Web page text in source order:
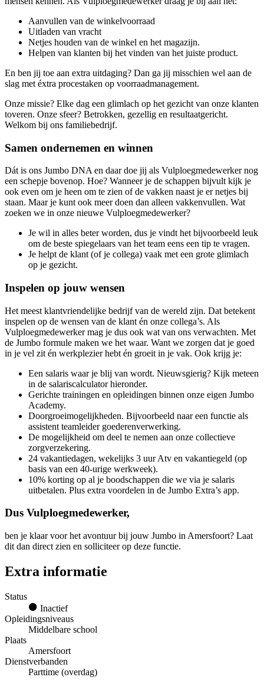
Aanvullen van de winkelvoorraad
Uitladen van vracht
Netjes houden van de winkel en het magazijn.
Helpen van klanten bij het vinden van het juiste product.
En ben jij toe aan extra uitdaging? Dan ga jij misschien wel aan de
slag met éxtra procestaken op voorraadmanagement.
Onze missie? Elke dag een glimlach op het gezicht van onze klanten
toveren. Onze sfeer? Betrokken, gezellig en resultaatgericht.
Welkom bij ons familiebedrijf.
Samen ondernemen en winnen
Dát is ons Jumbo DNA en daar doe jij als Vulploegmedewerker nog
een schepje bovenop. Hoe? Wanneer je de schappen bijvult kijk je
ook even om je heen om te zien of de vakken naast je er netjes bij
staan. Maar je kunt ook meer doen dan alleen vakkenvullen. Wat
zoeken we in onze nieuwe Vulploegmedewerker?
Je wil in alles beter worden, dus je vindt het bijvoorbeeld leuk
om de beste spiegelaars van het team eens een tip te vragen.
Je helpt de klant (of je collega) vaak met een grote glimlach
op je gezicht.
Inspelen op jouw wensen
Het meest klantvriendelijke bedrijf van de wereld zijn. Dat betekent
inspelen op de wensen van de klant én onze collega’s. Als
Vulploegmedewerker mag je dus ook wat van ons verwachten. Met
de Jumbo formule maken we het waar. Want we zorgen dat je goed
in je vel zit én werkplezier hebt én groeit in je vak. Ook krijg je:
Een salaris waar je blij van wordt. Nieuwsgierig? Kijk meteen
in de salariscalculator hieronder.
Gerichte trainingen en opleidingen binnen onze eigen Jumbo
Academy.
Doorgroeimogelijkheden. Bijvoorbeeld naar een functie als
assistent teamleider goederenverwerking.
De mogelijkheid om deel te nemen aan onze collectieve
zorgverzekering.
24 vakantiedagen, wekelijks 3 uur Atv en vakantiegeld (op
basis van een 40-urige werkweek).
10% korting op al je boodschappen die we via je salaris
uitbetalen. Plus extra voordelen in de Jumbo Extra’s app.
Dus Vulploegmedewerker,
ben je klaar voor het avontuur bij jouw Jumbo in Amersfoort? Laat
dit dan direct zien en solliciteer op deze functie.
Extra informatie
Status
Inactief
Opleidingsniveaus
Middelbare school
Plaats
Amersfoort
Dienstverbanden
Parttime (overdag)